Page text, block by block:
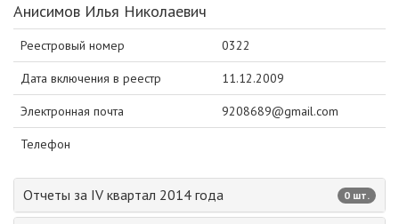
Анисимов Илья Николаевич
Реестровый номер 0322
Дата включения в реестр 11.12.2009
Электронная почта 9208689@gmail.com
Телефон
Отчеты за IV квартал 2014 года 0 шт.